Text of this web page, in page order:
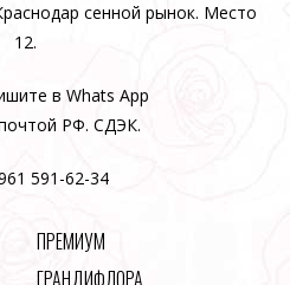
сенной рынок. Место
12.
в Whats App
РФ. СДЭК.
591-62-34
ПРЕМИУМ